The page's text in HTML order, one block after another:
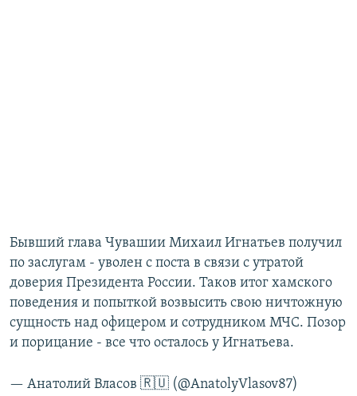
Бывший глава Чувашии Михаил Игнатьев получил
по заслугам - уволен с поста в связи с утратой
доверия Президента России. Таков итог хамского
поведения и попыткой возвысить свою ничтожную
сущность над офицером и сотрудником МЧС. Позор
и порицание - все что осталось у Игнатьева.
— Анатолий Власов 🇷🇺 (@AnatolyVlasov87)